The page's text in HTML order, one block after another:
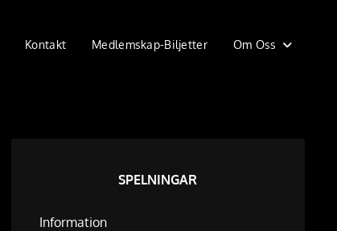
Kontakt Medlemskap-Biljetter Om Oss
SPELNINGAR
Information